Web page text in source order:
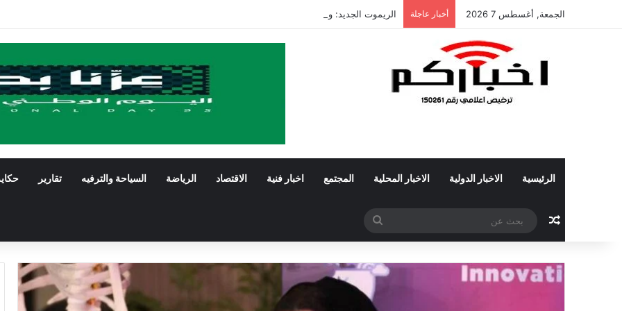
الجمعة, أغسطس 7 2026 أخبار عاجلة الريموت الجديد: وعي أسرتنا في زمن الذكاء الاصطناعي بقلم المستشارة د.سناء الخالدي
الرئيسية الاخبار الدولية الاخبار المحلية المجتمع اخبار فنية الاقتصاد الرياضة السياحة والترفيه تقارير
مقال عشوائي
بحث
عن